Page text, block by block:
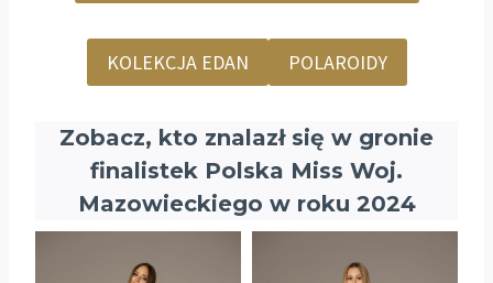
KOLEKCJA EDAN POLAROIDY
Zobacz, kto znalazł się w gronie
finalistek Polska Miss Woj.
Mazowieckiego w roku 2024